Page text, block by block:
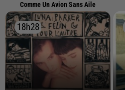
Comme Un Avion Sans Aile
18h28
18h28